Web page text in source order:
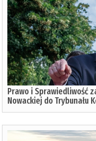
Prawo i Sprawiedliwość
Nowackiej do Trybunału